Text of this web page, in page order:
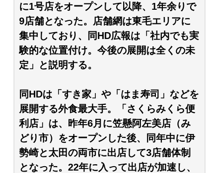
に1号店をオープンして以降、1年余りで
9店舗となった。店舗網は東毛エリアに
集中しており、同HD広報は「社内でも実
験的な位置付け。今後の展開は全くの未
定」と説明する。
同HDは「すき家」や「はま寿司」などを
展開する外食最大手。「さくらみくら便
利店」は、昨年6月に笠懸阿左美店（み
どり市）をオープンした後、同年中に伊
勢崎と太田の両市に出店して3店舗体制
となった。22年に入って出店が加速し、